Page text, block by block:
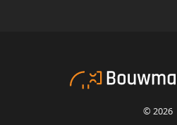
© 2026